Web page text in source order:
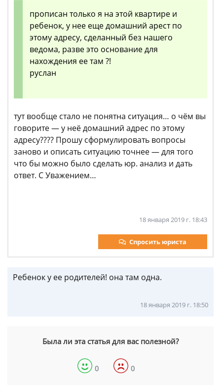
прописан только я на этой квартире и
ребенок, у нее еще домашний арест по
этому адресу, сделанный без нашего
ведома, разве это основание для
нахождения ее там ?!
руслан
тут вообще стало не понятна ситуация… о чём вы
говорите — у неё домашний адрес по этому
адресу???? Прошу сформулировать вопросы
заново и описать ситуацию точнее — для того
что бы можно было сделать юр. анализ и дать
ответ. С Уважением…
18 января 2019 г. 18:43
Спросить юриста
Ребенок у ее родителей! она там одна.
18 января 2019 г. 18:50
Была ли эта статья для вас полезной?
0 0